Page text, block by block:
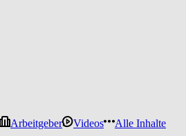
Arbeitgeber Videos
Alle Inhalte